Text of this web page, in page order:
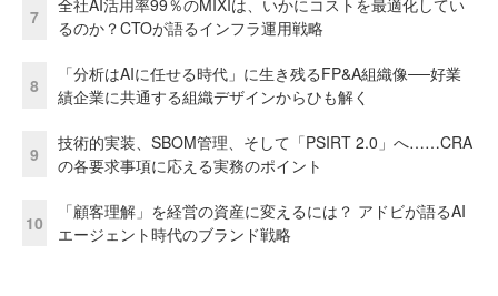
7
全社AI活用率99％のMIXIは、いかにコストを最適化してい
るのか？CTOが語るインフラ運用戦略
8
「分析はAIに任せる時代」に生き残るFP&A組織像──好業
績企業に共通する組織デザインからひも解く
9
技術的実装、SBOM管理、そして「PSIRT 2.0」へ……CRA
の各要求事項に応える実務のポイント
10
「顧客理解」を経営の資産に変えるには？ アドビが語るAI
エージェント時代のブランド戦略